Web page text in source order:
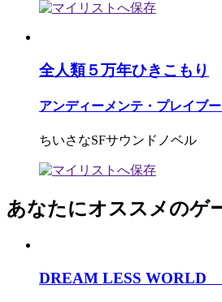
全人類５万年ひきこもり
アンディーメンテ・プレイブ
ちいさなSFサウンドノベル
あなたにオススメのゲ
DREAM LESS WORLD